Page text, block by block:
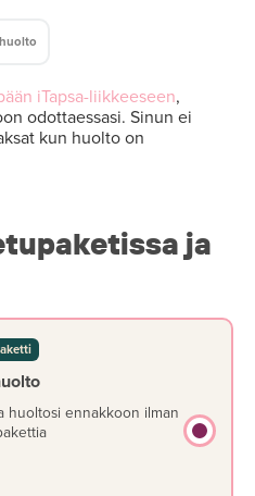
iTapsa-liikkeeseen,
odottaessasi. Sinun ei
kun huolto on
ja
huoltosi ennakkoon ilman